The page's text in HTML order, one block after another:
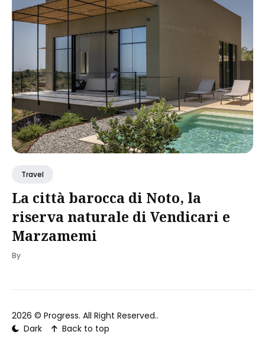
Travel
La città barocca di Noto, la
riserva naturale di Vendicari e
Marzamemi
By
2026 © Progress. All Right Reserved..
Dark
Back to top